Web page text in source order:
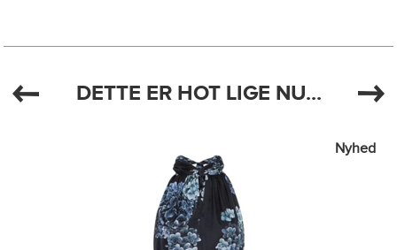
DETTE ER HOT LIGE NU...
Nyhed